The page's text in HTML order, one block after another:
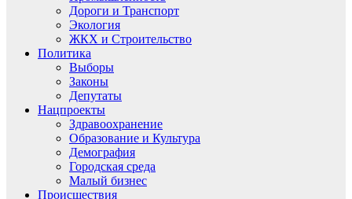
Дороги и Транспорт
Экология
ЖКХ и Строительство
Политика
Выборы
Законы
Депутаты
Нацпроекты
Здравоохранение
Образование и Культура
Демография
Городская среда
Малый бизнес
Происшествия